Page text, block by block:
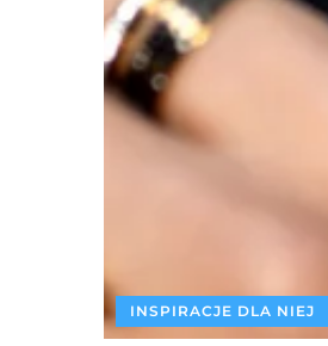
INSPIRACJE DLA NIEJ